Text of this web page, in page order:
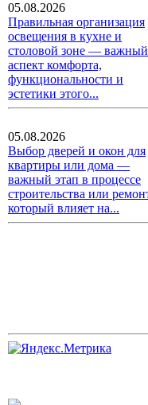
05.08.2026
Правильная организация
освещения в кухне и
столовой зоне — важный
аспект комфорта,
функциональности и
эстетики этого...
05.08.2026
Выбор дверей и окон для
квартиры или дома —
важный этап в процессе
строительства или
который влияет на...